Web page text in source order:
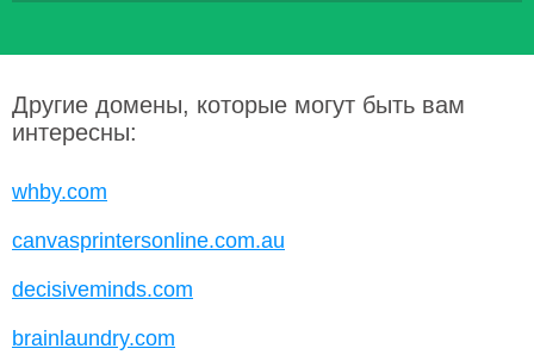
Другие домены, которые могут быть вам
интересны:
whby.com
canvasprintersonline.com.au
decisiveminds.com
brainlaundry.com